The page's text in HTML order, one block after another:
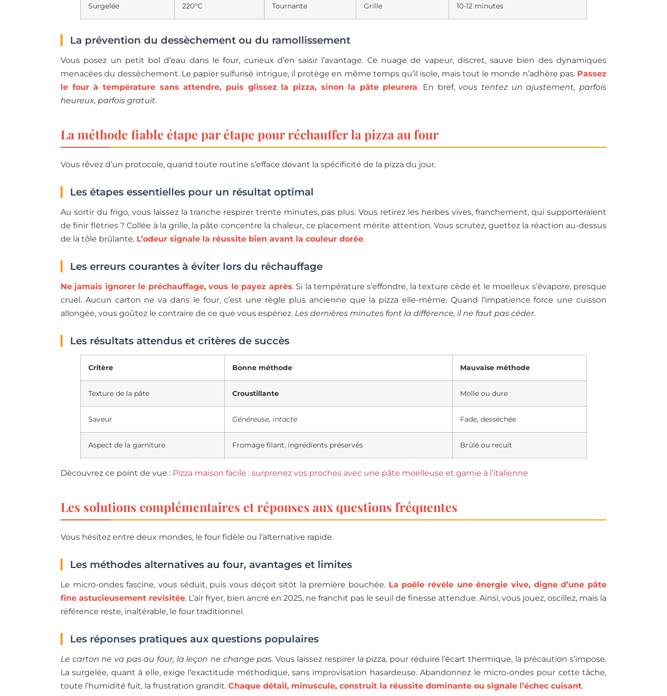
Surgelée 220°C Tournante Grille 10-12 minutes
La prévention du dessèchement ou du ramollissement
Vous posez un petit bol d’eau dans le four, curieux d’en saisir l’avantage. Ce nuage de vapeur, discret, sauve bien des dynamiques
menacées du dessèchement. Le papier sulfurisé intrigue, il protège en même temps qu’il isole, mais tout le monde n’adhère pas. Passez
le four à température sans attendre, puis glissez la pizza, sinon la pâte pleurera. En bref, vous tentez un ajustement, parfois
heureux, parfois gratuit.
La méthode fiable étape par étape pour réchauffer la pizza au four
Vous rêvez d’un protocole, quand toute routine s’efface devant la spécificité de la pizza du jour.
Les étapes essentielles pour un résultat optimal
Au sortir du frigo, vous laissez la tranche respirer trente minutes, pas plus. Vous retirez les herbes vives, franchement, qui supporteraient
de finir flétries ? Collée à la grille, la pâte concentre la chaleur, ce placement mérite attention. Vous scrutez, guettez la réaction au-dessus
de la tôle brûlante. L’odeur signale la réussite bien avant la couleur dorée.
Les erreurs courantes à éviter lors du réchauffage
Ne jamais ignorer le préchauffage, vous le payez après. Si la température s’effondre, la texture cède et le moelleux s’évapore, presque
cruel. Aucun carton ne va dans le four, c’est une règle plus ancienne que la pizza elle-même. Quand l’impatience force une cuisson
allongée, vous goûtez le contraire de ce que vous espériez. Les dernières minutes font la différence, il ne faut pas céder.
Les résultats attendus et critères de succès
Critère Bonne méthode Mauvaise méthode
Texture de la pâte Croustillante Molle ou dure
Saveur Généreuse, intacte Fade, desséchée
Aspect de la garniture Fromage filant, ingrédients préservés Brûlé ou recuit
Découvrez ce point de vue : Pizza maison facile : surprenez vos proches avec une pâte moelleuse et garnie à l’italienne
Les solutions complémentaires et réponses aux questions fréquentes
Vous hésitez entre deux mondes, le four fidèle ou l’alternative rapide.
Les méthodes alternatives au four, avantages et limites
Le micro-ondes fascine, vous séduit, puis vous déçoit sitôt la première bouchée. La poêle révèle une énergie vive, digne d’une pâte
fine astucieusement revisitée. L’air fryer, bien ancré en 2025, ne franchit pas le seuil de finesse attendue. Ainsi, vous jouez, oscillez, mais la
référence reste, inaltérable, le four traditionnel.
Les réponses pratiques aux questions populaires
Le carton ne va pas au four, la leçon ne change pas. Vous laissez respirer la pizza, pour réduire l’écart thermique, la précaution s’impose.
La surgelée, quant à elle, exige l’exactitude méthodique, sans improvisation hasardeuse. Abandonnez le micro-ondes pour cette tâche,
toute l’humidité fuit, la frustration grandit. Chaque détail, minuscule, construit la réussite dominante ou signale l’échec cuisant.